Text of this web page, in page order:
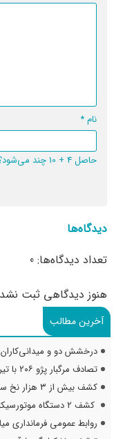
نام*
حاصل 4 + 10 چند می‌شود؟
دیدگاه‌ها
تعداد دیدگاه‌ها: 0
هنوز دیدگاهی ثبت
آخرین مطالب
درخشش دو و میدانی‌کاران
تصادف مرگبار پژو ۲۰۶ با تیر سیمانی در جاده ترانزیت میانه
کشف بیش از ۳ هزار نخ سیگار خارجی قاچاق و مواد مخدر در میانه
کشف ۲ دستگاه موتورسیکلت سرقتی در میانه
روابط عمومی فرمانداری